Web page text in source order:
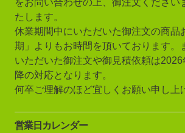
をお問い合わせの上、御注文ください
たします。
休業期間中にいただいた御注文の商品
期」よりもお時間を頂いております。
いただいた御注文や御見積依頼は2026
降の対応となります。
何卒ご理解のほど宜しくお願い申し上
営業日カレンダー